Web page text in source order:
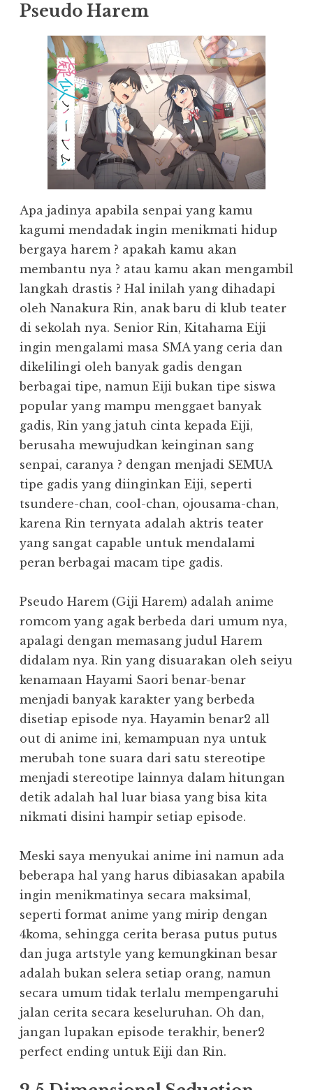
Pseudo Harem
Apa jadinya apabila senpai yang kamu
kagumi mendadak ingin menikmati hidup
bergaya harem ? apakah kamu akan
membantu nya ? atau kamu akan mengambil
langkah drastis ? Hal inilah yang dihadapi
oleh Nanakura Rin, anak baru di klub teater
di sekolah nya. Senior Rin, Kitahama Eiji
ingin mengalami masa SMA yang ceria dan
dikelilingi oleh banyak gadis dengan
berbagai tipe, namun Eiji bukan tipe siswa
popular yang mampu menggaet banyak
gadis, Rin yang jatuh cinta kepada Eiji,
berusaha mewujudkan keinginan sang
senpai, caranya ? dengan menjadi SEMUA
tipe gadis yang diinginkan Eiji, seperti
tsundere-chan, cool-chan, ojousama-chan,
karena Rin ternyata adalah aktris teater
yang sangat capable untuk mendalami
peran berbagai macam tipe gadis.
Pseudo Harem (Giji Harem) adalah anime
romcom yang agak berbeda dari umum nya,
apalagi dengan memasang judul Harem
didalam nya. Rin yang disuarakan oleh seiyu
kenamaan Hayami Saori benar-benar
menjadi banyak karakter yang berbeda
disetiap episode nya. Hayamin benar2 all
out di anime ini, kemampuan nya untuk
merubah tone suara dari satu stereotipe
menjadi stereotipe lainnya dalam hitungan
detik adalah hal luar biasa yang bisa kita
nikmati disini hampir setiap episode.
Meski saya menyukai anime ini namun ada
beberapa hal yang harus dibiasakan apabila
ingin menikmatinya secara maksimal,
seperti format anime yang mirip dengan
4koma, sehingga cerita berasa putus putus
dan juga artstyle yang kemungkinan besar
adalah bukan selera setiap orang, namun
secara umum tidak terlalu mempengaruhi
jalan cerita secara keseluruhan. Oh dan,
jangan lupakan episode terakhir, bener2
perfect ending untuk Eiji dan Rin.